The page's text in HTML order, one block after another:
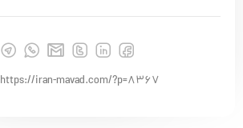
https://iran-mavad.com/?p=8367